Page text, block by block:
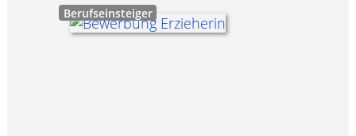
Berufseinsteiger